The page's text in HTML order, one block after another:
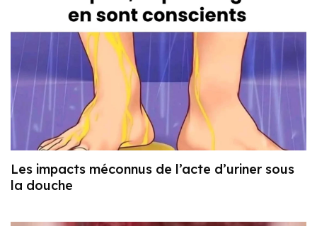
Les impacts méconnus de l’acte d’uriner sous
la douche